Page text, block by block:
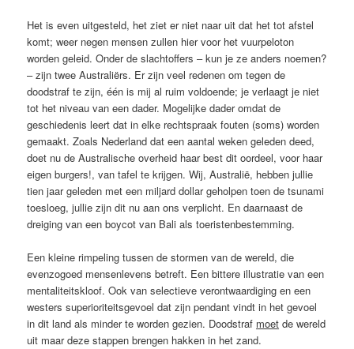
Het is even uitgesteld, het ziet er niet naar uit dat het tot afstel
komt; weer negen mensen zullen hier voor het vuurpeloton
worden geleid. Onder de slachtoffers – kun je ze anders noemen?
– zijn twee Australiërs. Er zijn veel redenen om tegen de
doodstraf te zijn, één is mij al ruim voldoende; je verlaagt je niet
tot het niveau van een dader. Mogelijke dader omdat de
geschiedenis leert dat in elke rechtspraak fouten (soms) worden
gemaakt. Zoals Nederland dat een aantal weken geleden deed,
doet nu de Australische overheid haar best dit oordeel, voor haar
eigen burgers!, van tafel te krijgen. Wij, Australië, hebben jullie
tien jaar geleden met een miljard dollar geholpen toen de tsunami
toesloeg, jullie zijn dit nu aan ons verplicht. En daarnaast de
dreiging van een boycot van Bali als toeristenbestemming.
Een kleine rimpeling tussen de stormen van de wereld, die
evenzogoed mensenlevens betreft. Een bittere illustratie van een
mentaliteitskloof. Ook van selectieve verontwaardiging en een
westers superioriteitsgevoel dat zijn pendant vindt in het gevoel
in dit land als minder te worden gezien. Doodstraf moet de wereld
uit maar deze stappen brengen hakken in het zand.